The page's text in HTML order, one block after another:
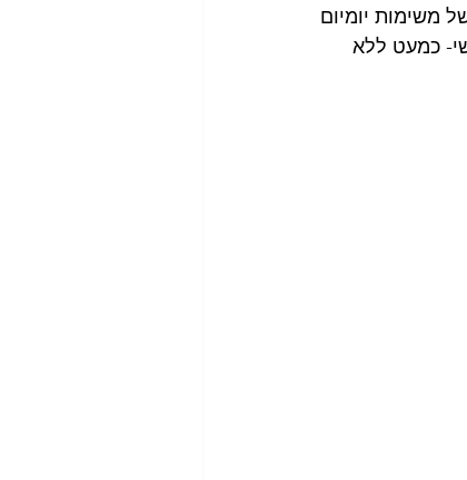
משימות יומיום
כמעט ללא